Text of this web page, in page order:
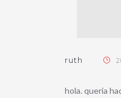
ruth
hola. queria